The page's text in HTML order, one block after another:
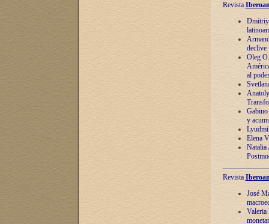
Revista
Dmitriy
declive
Oleg
al poder
y
Elena
Natalia
Revista
José
Valeria